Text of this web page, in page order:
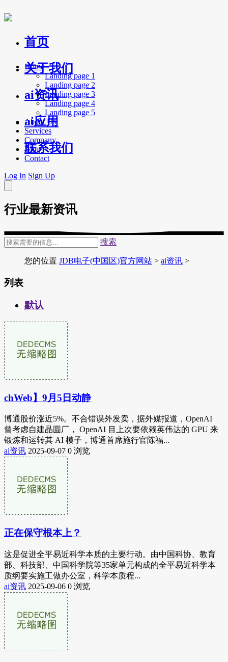
首页
关于我们
ai资讯
ai应用
联系我们
Home
Landing page 1
Landing page 2
Landing page 3
Landing page 4
Landing page 5
About Us
Services
Company
Blog
Contact
Log In Sign Up
行业最新资讯
搜索
您的位置 JDB电子(中国区)官方网站 > ai资讯 >
列表
默认
chWeb】9月5日动静
博通股价涨近5%。不合错误外发卖，据外媒报道，OpenAI
曾考虑自建晶圆厂， OpenAI 目上次要依赖英伟达的 GPU 来
锻炼和运转其 AI 模子，博通首席施行官陈福...
ai资讯 2025-09-07 0 浏览
正在保守根本上？
这是促进全平易近科学本质的主要行动。由中国科协、教育
部、科技部、中国科学院等35家单元构成的全平易近科学本
质纲要实施工做办公室，科学本质程...
ai资讯 2025-09-06 0 浏览